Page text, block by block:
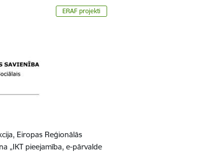
ERAF projekti
Eiropas Reģionālās
„IKT pieejamība, e-pārvalde